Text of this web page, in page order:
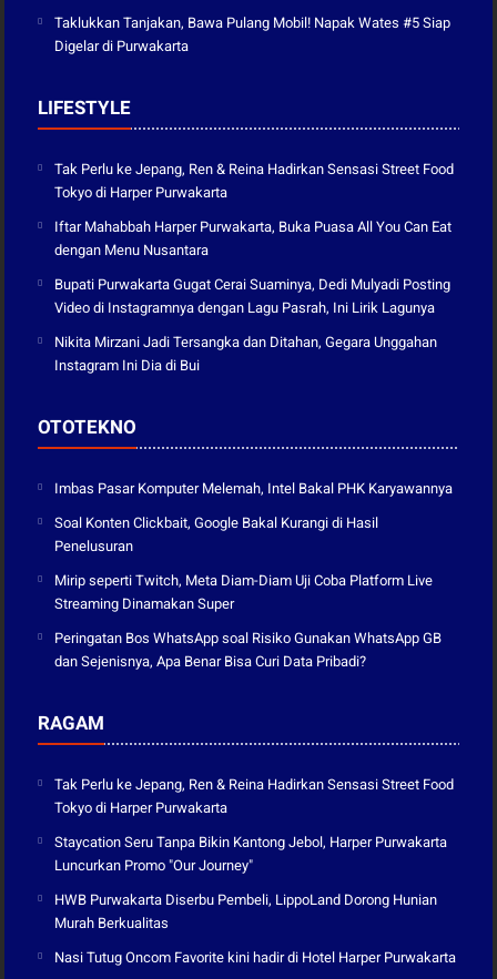
Taklukkan Tanjakan, Bawa Pulang Mobil! Napak Wates #5 Siap
Digelar di Purwakarta
LIFESTYLE
Tak Perlu ke Jepang, Ren & Reina Hadirkan Sensasi Street Food
Tokyo di Harper Purwakarta
Iftar Mahabbah Harper Purwakarta, Buka Puasa All You Can Eat
dengan Menu Nusantara
Bupati Purwakarta Gugat Cerai Suaminya, Dedi Mulyadi Posting
Video di Instagramnya dengan Lagu Pasrah, Ini Lirik Lagunya
Nikita Mirzani Jadi Tersangka dan Ditahan, Gegara Unggahan
Instagram Ini Dia di Bui
OTOTEKNO
Imbas Pasar Komputer Melemah, Intel Bakal PHK Karyawannya
Soal Konten Clickbait, Google Bakal Kurangi di Hasil
Penelusuran
Mirip seperti Twitch, Meta Diam-Diam Uji Coba Platform Live
Streaming Dinamakan Super
Peringatan Bos WhatsApp soal Risiko Gunakan WhatsApp GB
dan Sejenisnya, Apa Benar Bisa Curi Data Pribadi?
RAGAM
Tak Perlu ke Jepang, Ren & Reina Hadirkan Sensasi Street Food
Tokyo di Harper Purwakarta
Staycation Seru Tanpa Bikin Kantong Jebol, Harper Purwakarta
Luncurkan Promo "Our Journey"
HWB Purwakarta Diserbu Pembeli, LippoLand Dorong Hunian
Murah Berkualitas
Nasi Tutug Oncom Favorite kini hadir di Hotel Harper Purwakarta